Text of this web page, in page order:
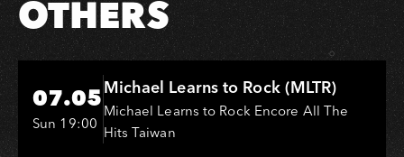
OTHERS
Hi-Ing Music Hall
07.05
Sun 19:00
Michael Learns to Rock (MLTR)
Michael Learns to Rock Encore All The
Hits Taiwan